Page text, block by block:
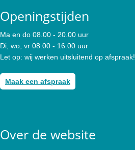
Openingstijden
Ma en do 08.00 - 20.00 uur
Di, wo, vr 08.00 - 16.00 uur
Let op: wij werken uitsluitend op afspraak!
Maak een afspraak
Over de website